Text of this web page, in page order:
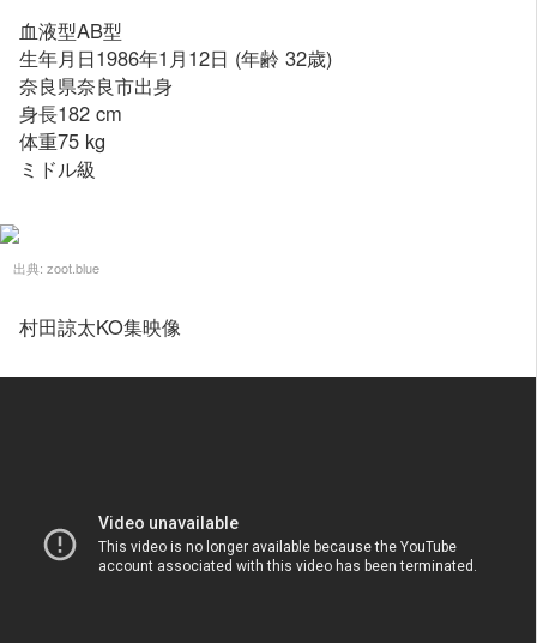
血液型AB型
生年月日1986年1月12日 (年齢 32歳)
奈良県奈良市出身
身長182 cm
体重75 kg
ミドル級
出典: zoot.blue
村田諒太KO集映像